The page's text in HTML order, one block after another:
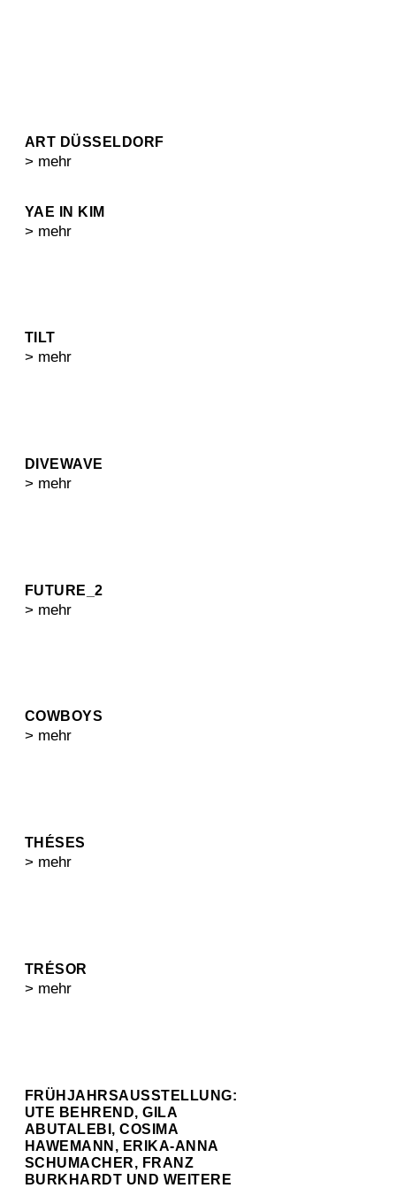
ART DÜSSELDORF
> mehr
YAE IN KIM
> mehr
TILT
> mehr
DIVEWAVE
> mehr
FUTURE_2
> mehr
COWBOYS
> mehr
THÉSES
> mehr
TRÉSOR
> mehr
FRÜHJAHRSAUSSTELLUNG:
UTE BEHREND, GILA
ABUTALEBI, COSIMA
HAWEMANN, ERIKA-ANNA
SCHUMACHER, FRANZ
BURKHARDT UND WEITERE